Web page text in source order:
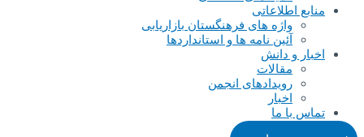
منابع اطلاعاتی
واژه های فرهنگستان بازاریابی
آئین نامه ها و استانداردها
اخبار و دانش
مقالات
رویدادهای انجمن
اخبار
تماس با ما